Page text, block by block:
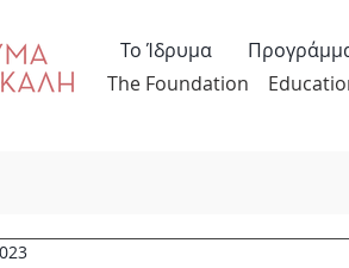
The Foundation
Το Ίδρυμα